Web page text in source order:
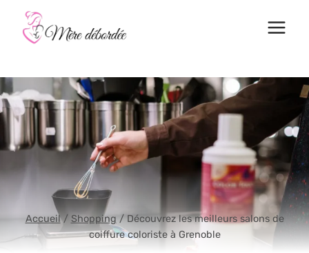
contenu
Accueil / Shopping / Découvrez les meilleurs salons de
coiffure coloriste à Grenoble